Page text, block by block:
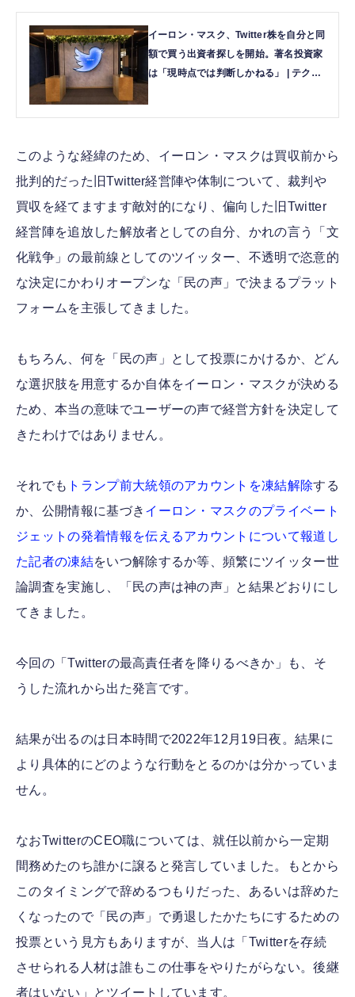
イーロン・マスク、Twitter株を自分と同
額で買う出資者探しを開始。著名投資家
は「現時点では判断しかねる」 | テクノ
このような経緯のため、イーロン・マスクは買収前から
批判的だった旧Twitter経営陣や体制について、裁判や
買収を経てますます敵対的になり、偏向した旧Twitter
経営陣を追放した解放者としての自分、かれの言う「文
化戦争」の最前線としてのツイッター、不透明で恣意的
な決定にかわりオープンな「民の声」で決まるプラット
フォームを主張してきました。
もちろん、何を「民の声」として投票にかけるか、どん
な選択肢を用意するか自体をイーロン・マスクが決める
ため、本当の意味でユーザーの声で経営方針を決定して
きたわけではありません。
それでも トランプ前大統領のアカウントを凍結解除する
か、公開情報に基づき イーロン・マスクのプライベート
ジェットの発着情報を伝えるアカウントについて報道し
た記者の凍結をいつ解除するか等、頻繁にツイッター世
論調査を実施し、「民の声は神の声」と結果どおりにし
てきました。
今回の「Twitterの最高責任者を降りるべきか」も、そ
うした流れから出た発言です。
結果が出るのは日本時間で2022年12月19日夜。結果に
より具体的にどのような行動をとるのかは分かっていま
せん。
なおTwitterのCEO職については、就任以前から一定期
間務めたのち誰かに譲ると発言していました。もとから
このタイミングで辞めるつもりだった、あるいは辞めた
くなったので「民の声」で勇退したかたちにするための
投票という見方もありますが、当人は「Twitterを存続
させられる人材は誰もこの仕事をやりたがらない。後継
者はいない」とツイートしています。